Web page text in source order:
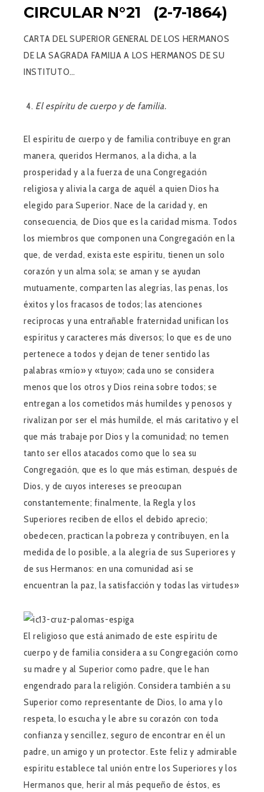
CIRCULAR N°21 (2-7-1864)
CARTA DEL SUPERIOR GENERAL DE LOS HERMANOS
DE LA SAGRADA FAMILIA A LOS HERMANOS DE SU
INSTITUTO…
El espíritu de cuerpo y de familia.
El espíritu de cuerpo y de familia contribuye en gran
manera, queridos Hermanos, a la dicha, a la
prosperidad y a la fuerza de una Congregación
religiosa y alivia la carga de aquél a quien Dios ha
elegido para Superior. Nace de la caridad y, en
consecuencia, de Dios que es la caridad misma. Todos
los miembros que componen una Congregación en la
que, de verdad, exista este espíritu, tienen un solo
corazón y un alma sola; se aman y se ayudan
mutuamente, comparten las alegrías, las penas, los
éxitos y los fracasos de todos; las atenciones
recíprocas y una entrañable fraternidad unifican los
espíritus y caracteres más diversos; lo que es de uno
pertenece a todos y dejan de tener sentido las
palabras «mío» y «tuyo»; cada uno se considera
menos que los otros y Dios reina sobre todos; se
entregan a los cometidos más humildes y penosos y
rivalizan por ser el más humilde, el más caritativo y el
que más trabaje por Dios y la comunidad; no temen
tanto ser ellos atacados como que lo sea su
Congregación, que es lo que más estiman, después de
Dios, y de cuyos intereses se preocupan
constantemente; finalmente, la Regla y los
Superiores reciben de ellos el debido aprecio;
obedecen, practican la pobreza y contribuyen, en la
medida de lo posible, a la alegría de sus Superiores y
de sus Hermanos: en una comunidad así se
encuentran la paz, la satisfacción y todas las virtudes»
El religioso que está animado de este espíritu de
cuerpo y de familia considera a su Congregación como
su madre y al Superior como padre, que le han
engendrado para la religión. Considera también a su
Superior como representante de Dios, lo ama y lo
respeta, lo escucha y le abre su corazón con toda
confianza y sencillez, seguro de encontrar en él un
padre, un amigo y un protector. Este feliz y admirable
espíritu establece tal unión entre los Superiores y los
Hermanos que, herir al más pequeño de éstos, es